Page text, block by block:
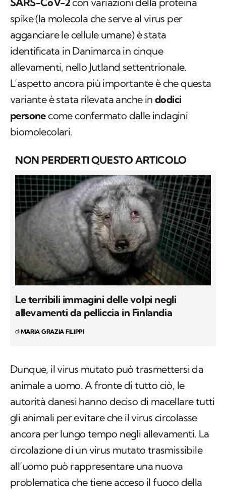
spike (la molecola che serve al virus per
agganciare le cellule umane) è stata
identificata in Danimarca in cinque
allevamenti, nello Jutland settentrionale.
L’aspetto ancora più importante è che questa
variante è stata rilevata anche in dodici
personecome confermato dalle indagini
biomolecolari.
NON PERDERTI QUESTO ARTICOLO
Le terribili immagini delle volpi negli
allevamenti da pelliccia in Finlandia
diMARIA GRAZIA FILIPPI
Dunque, il virus mutato può trasmettersi da
animale a uomo. A fronte di tutto ciò, le
autorità danesi hanno deciso di macellare tutti
gli animali per evitare che il virus circolasse
ancora per lungo tempo negli allevamenti. La
circolazione di un virus mutato trasmissibile
all’uomo può rappresentare una nuova
problematica che tiene acceso il fuoco della